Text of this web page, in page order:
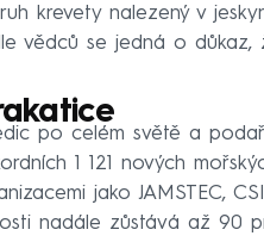
krevety nalezený v
vědců se jedná o důkaz,
po celém světě a
1 121 nových
jako JAMSTEC,
nadále zůstává až 90